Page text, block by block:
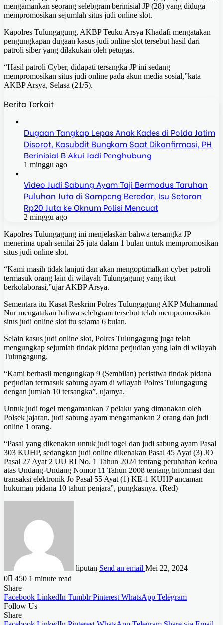
mengamankan seorang selebgram berinisial JP (28) yang diduga
mempromosikan sejumlah situs judi online slot.
Kapolres Tulungagung, AKBP Teuku Arsya Khadafi mengatakan
pengungkapan dugaan kasus judi online slot tersebut hasil dari
patroli siber yang dilakukan oleh petugas.
“Hasil patroli Cyber, didapati tersangka JP ini sedang
mempromosikan situs judi online pada akun media sosial,”kata
AKBP Arsya, Selasa (21/5).
Berita Terkait
Dugaan Tangkap Lepas Anak Kades di Polda Jatim
Disorot, Kasubdit Bungkam Saat Dikonfirmasi, PH
Berinisial B Akui Jadi Penghubung
1 minggu ago
Video Judi Sabung Ayam Taji Bermodus Taruhan
Puluhan Juta di Sampang Beredar, Isu Setoran
Rp20 Juta ke Oknum Polisi Mencuat
2 minggu ago
Kapolres Tulungagung ini menjelaskan bahwa tersangka JP
menerima upah senilai 25 juta dalam 1 bulan untuk mempromosikan
situs judi online slot.
“Kami masih tidak lanjuti dan akan mengoptimalkan cyber patroli
termasuk orang lain di wilayah Tulungagung yang ikut
berkolaborasi,”ujar AKBP Arsya.
Sementara itu Kasat Reskrim Polres Tulungagung AKP Muhammad
Nur mengatakan bahwa selebgram tersebut telah mempromosikan
situs judi online slot itu selama 6 bulan.
Selain kasus judi online slot, Polres Tulungagung juga telah
mengungkap sejumlah tindak pidana perjudian yang lain di wilayah
Tulungagung.
“Kami berhasil mengungkap 9 (Sembilan) peristiwa tindak pidana
perjudian termasuk sabung ayam di wilayah Polres Tulungagung
dengan jumlah 10 tersangka”, ujarnya.
Untuk judi togel mengamankan 7 pelaku yang dimanakan oleh
Polsek jajaran, judi sabung ayam mengamankan 2 orang dan judi
online 1 orang.
“Pasal yang dikenakan untuk judi togel dan judi sabung ayam Pasal
303 KUHP, sedangkan judi online dikenakan Pasal 45 Ayat (3) JO
Pasal 27 Ayat 2 UU RI No. 1 Tahun 2024 tentang perubahan kedua
atas Undang-Undang Nomor 11 Tahun 2008 tentang informasi dan
transaksi elektronik Jo Pasal 55 Ayat (1) KE-1 KUHP ancaman
hukuman pidana 10 tahun penjara”, pungkasnya. (Red)
liputan Send an email Mei 22, 2024
0
450 1 minute read
Share
Facebook LinkedIn Tumblr Pinterest WhatsApp Telegram
Follow Us
Share